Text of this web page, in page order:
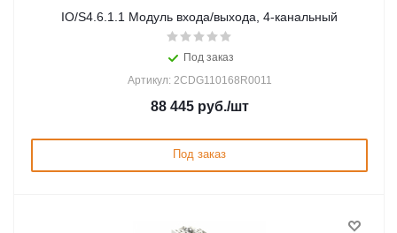
IO/S4.6.1.1 Модуль входа/выхода, 4-канальный
Под заказ
Артикул: 2CDG110168R0011
88 445руб./шт
Под заказ